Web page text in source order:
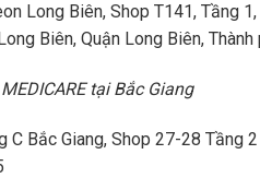
Long Biên, Shop T141, Tầng
Biên, Quận Long Biên,
tại Bắc Giang
C Bắc Giang, Shop 27-28 Tầng